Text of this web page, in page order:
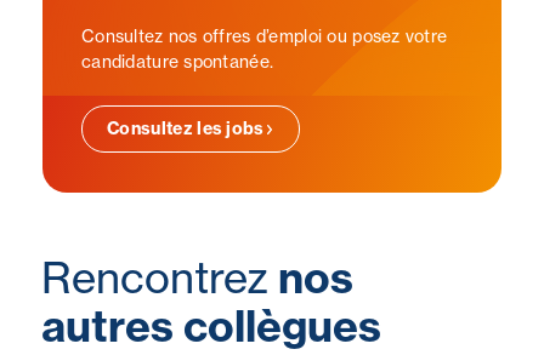
Consultez nos offres d’emploi ou posez votre
candidature spontanée.
Consultez les jobs
Rencontrez nos
autres collègues